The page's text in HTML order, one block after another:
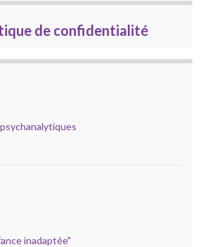
de confidentialité
inadaptée"